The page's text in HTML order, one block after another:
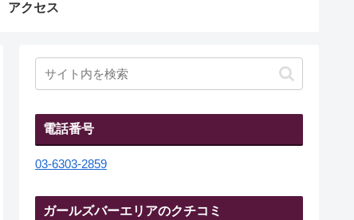
アクセス
電話番号
03-6303-2859
ガールズバーエリアのクチコミ